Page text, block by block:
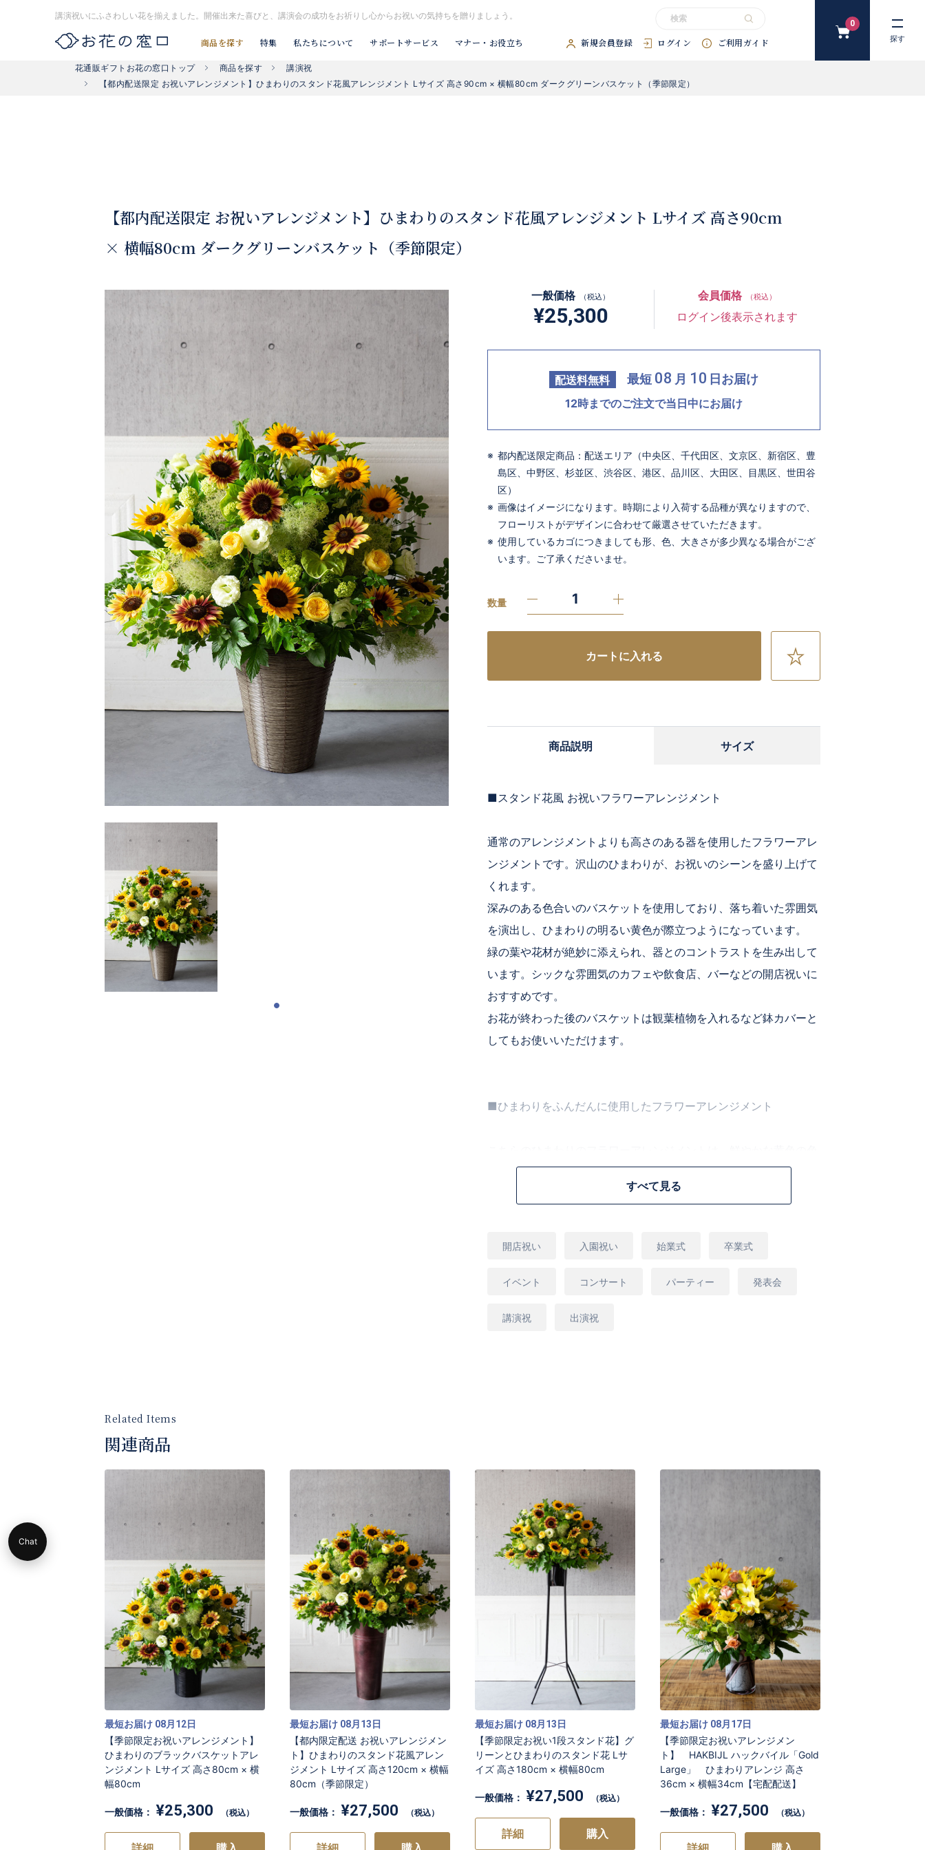
講演祝いにふさわしい花を揃えました。開催出来た喜びと、講演会の成功をお祈りし心からお祝いの気持ちを贈りましょう。
商品を探す 特集 私たちについて サポートサービス マナー・お役立ち 新規会員登録 ログイン ご利用ガイド
カ
0
探す
#入社式 #開業祝い花 #胡蝶蘭 #祝アレンジ #観葉植物 #供アレンジ #プリザーブドフラワー
花通販ギフトお花の窓口トップ 商品を探す
講演祝
【都内配送限定 お祝いアレンジメント】ひまわりのスタンド花風アレンジメント Lサイズ 高さ90cm × 横幅80cm ダークグリーンバスケット（季節限定）
【都内配送限定 お祝いアレンジメント】ひまわりのスタンド花風アレンジメント Lサイズ 高さ90cm
× 横幅80cm ダークグリーンバスケット（季節限定）
一般価格 （税込）
¥25,300
会員価格 （税込）
ログイン後表示されます
配送料無料 最短 08 月 10 日 お届け
12時までのご注文で当日中にお届け
都内配送限定商品：配送エリア（中央区、千代田区、文京区、新宿区、豊
島区、中野区、杉並区、渋谷区、港区、品川区、大田区、目黒区、世田谷
区）
画像はイメージになります。時期により入荷する品種が異なりますので、
フローリストがデザインに合わせて厳選させていただきます。
使用しているカゴにつきましても形、色、大きさが多少異なる場合がござ
います。ご了承くださいませ。
数量
カートに入れる
お
商品説明 サイズ
すべて見る
■スタンド花風 お祝いフラワーアレンジメント
通常のアレンジメントよりも高さのある器を使用したフラワーアレ
ンジメントです。沢山のひまわりが、お祝いのシーンを盛り上げて
くれます。
深みのある色合いのバスケットを使用しており、落ち着いた雰囲気
を演出し、ひまわりの明るい黄色が際立つようになっています。
緑の葉や花材が絶妙に添えられ、器とのコントラストを生み出して
います。シックな雰囲気のカフェや飲食店、バーなどの開店祝いに
おすすめです。
お花が終わった後のバスケットは観葉植物を入れるなど鉢カバーと
してもお使いいただけます。
■ひまわりをふんだんに使用したフラワーアレンジメント
合いと、特徴的な形、花言葉のポジティブな意味合いから様々な場
面で活躍してくれます。ひまわりは太陽の象徴とされ、明るさやポ
ひまわりのフラワーアレンジメントは開店祝いや開業祝いなどお祝
います。
"画像はイメージになります。
開店祝い 入園祝い 始業式 卒業式
イベント コンサート パーティー 発表会
講演祝 出演祝
関連商品
【季節限定お祝いアレンジメント】
ひまわりのブラックバスケットアレ
ンジメント Lサイズ 高さ80cm × 横
幅80cm
最短お届け 08月12日
一般価格： ¥25,300 （税込）
【都内限定配送 お祝いアレンジメン
ト】ひまわりのスタンド花風アレン
ジメント Lサイズ 高さ120cm × 横幅
80cm（季節限定）
最短お届け 08月13日
一般価格： ¥27,500 （税込）
【季節限定お祝い1段スタンド花】グ
リーンとひまわりのスタンド花 Lサ
イズ 高さ180cm × 横幅80cm
最短お届け 08月13日
一般価格： ¥27,500 （税込）
詳細 購入
【季節限定お祝いアレンジメン
ト】 HAKBIJL ハックバイル「Gold
Large」 ひまわりアレンジ 高さ
36cm × 横幅34cm【宅配配送】
最短お届け 08月17日
一般価格： ¥27,500 （税込）
お買い物を続ける カートへ進む
Chat